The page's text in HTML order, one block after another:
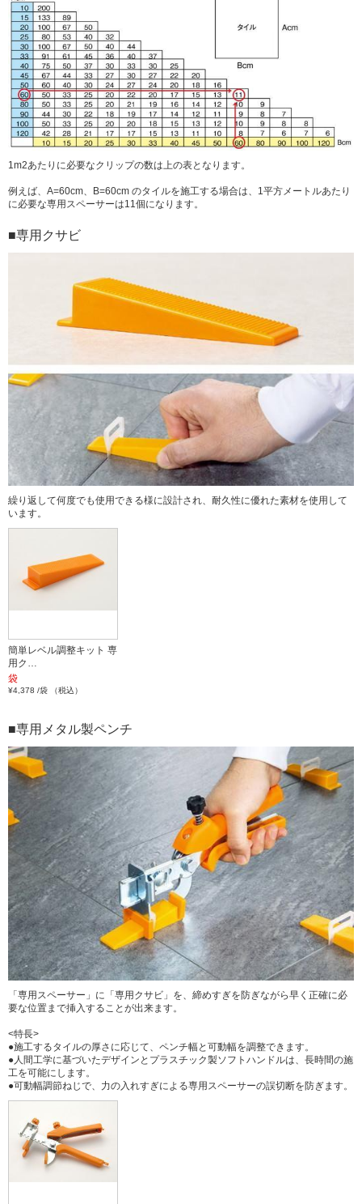
1m2あたりに必要なクリップの数は上の表となります。
例えば、A=60cm、B=60cm のタイルを施工する場合は、1平方メートルあたり
に必要な専用スペーサーは11個になります。
■専用クサビ
繰り返して何度でも使用できる様に設計され、耐久性に優れた素材を使用して
います。
簡単レベル調整キット 専
用ク…
袋
¥4,378 /袋 （税込）
■専用メタル製ペンチ
「専用スペーサー」に「専用クサビ」を、締めすぎを防ぎながら早く正確に必
要な位置まで挿入することが出来ます。
<特長>
●施工するタイルの厚さに応じて、ペンチ幅と可動幅を調整できます。
●人間工学に基づいたデザインとプラスチック製ソフトハンドルは、長時間の施
工を可能にします。
●可動幅調節ねじで、力の入れすぎによる専用スペーサーの誤切断を防ぎます。